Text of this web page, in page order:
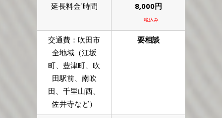
延長料金1時間 8,000円
税込み
交通費：吹田市
全地域（江坂
町、豊津町、吹
田駅前、南吹
田、千里山西、
佐井寺など）
要相談